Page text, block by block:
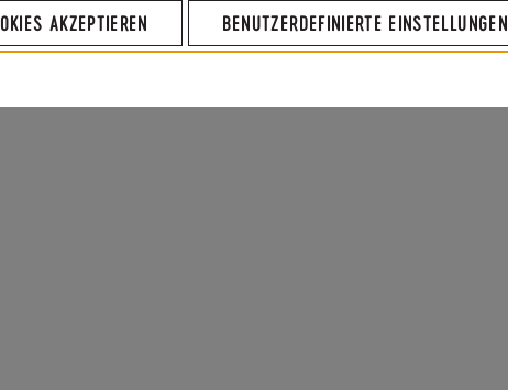
AKZEPTIEREN BENUTZERDEFINIERTE EINSTELLUNGEN